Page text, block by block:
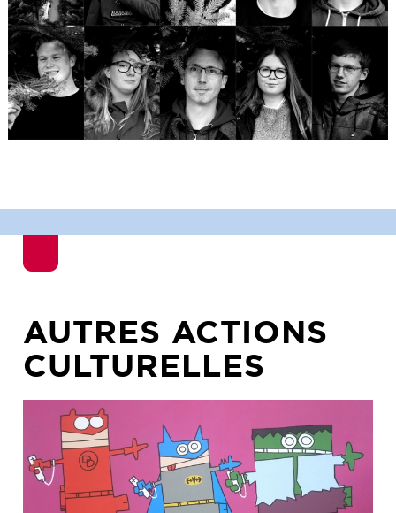
AUTRES ACTIONS
CULTURELLES